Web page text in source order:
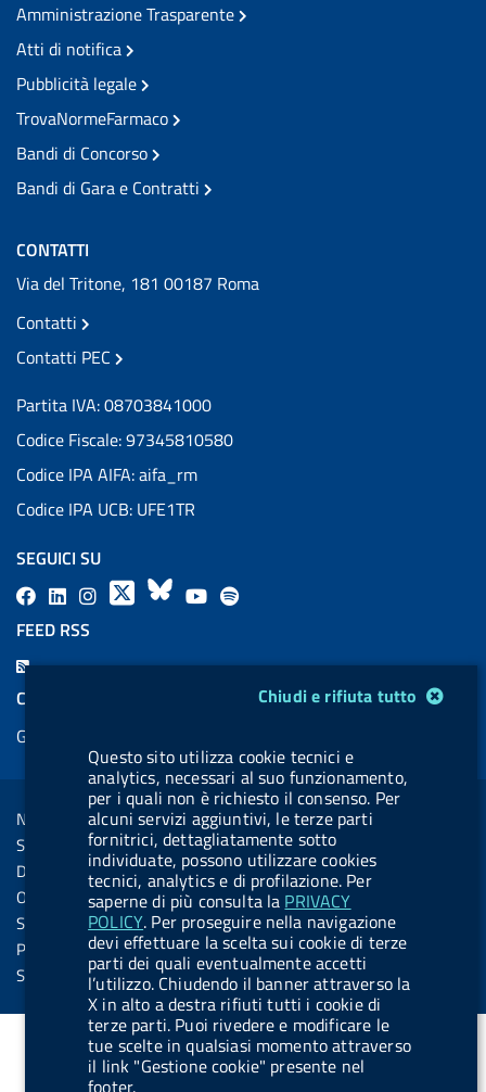
Chiudi e rifiuta tutto
Questo sito utilizza cookie tecnici e
analytics, necessari al suo funzionamento,
per i quali non è richiesto il consenso. Per
alcuni servizi aggiuntivi, le terze parti
fornitrici, dettagliatamente sotto
individuate, possono utilizzare cookies
tecnici, analytics e di profilazione. Per
saperne di più consulta la PRIVACY
POLICY. Per proseguire nella navigazione
devi effettuare la scelta sui cookie di terze
parti dei quali eventualmente accetti
l’utilizzo. Chiudendo il banner attraverso la
X in alto a destra rifiuti tutti i cookie di
terze parti. Puoi rivedere e modificare le
tue scelte in qualsiasi momento attraverso
il link "Gestione cookie" presente nel
footer.
Amministrazione Trasparente
Atti di notifica
Pubblicità legale
TrovaNormeFarmaco
Bandi di Concorso
Bandi di Gara e Contratti
CONTATTI
Via del Tritone, 181 00187 Roma
Contatti
Contatti PEC
Partita IVA: 08703841000
Codice Fiscale: 97345810580
Codice IPA AIFA: aifa_rm
Codice IPA UCB: UFE1TR
SEGUICI SU
F
a
L
i
b
u
t
t
o
n
.
i
n
s
t
X
B
y
Y
e
l
b
u
t
t
o
n
.
s
p
o
t
FEED RSS
F
COOKIES
Gestione cookie
Sezione Link Utili
Note legali
Social Media Policy
Dichiarazione di accessibilità
Obiettivi di accessibilità
Statistiche sito
Privacy
Servizi Online